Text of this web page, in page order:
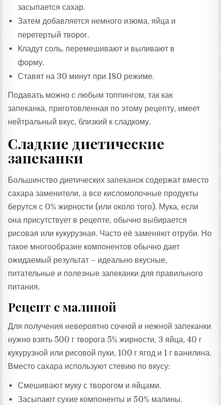
засыпается сахар.
Затем добавляется немного изюма, яйца и
перетертый творог.
Кладут соль, перемешивают и выливают в
форму.
Ставят на 30 минут при 180 режиме.
Подавать можно с любым топпингом, так как
запеканка, приготовленная по этому рецепту, имеет
нейтральный вкус, близкий к сладкому.
Сладкие диетические
запеканки
Большинство диетических запеканок содержат вместо
сахара заменители, а все кисломолочные продукты
берутся с 0% жирности (или около того). Мука, если
она присутствует в рецепте, обычно выбирается
рисовая или кукурузная. Часто её заменяют отруби. Но
такое многообразие компонентов обычно дает
ожидаемый результат – идеально вкусные,
питательные и полезные запеканки для правильного
питания.
Рецепт с малиной
Для получения невероятно сочной и нежной запеканки
нужно взять 500 г творога 5% жирности, 3 яйца, 40 г
кукурузной или рисовой пуки, 100 г ягод и 1 г ванилина.
Вместо сахара используют стевию по вкусу:
Смешивают муку с творогом и яйцами.
Засыпают сухие компоненты и 50% малины.